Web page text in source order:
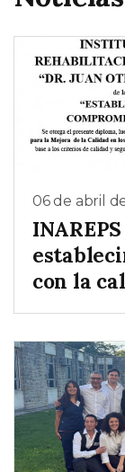
06 de abril
con la